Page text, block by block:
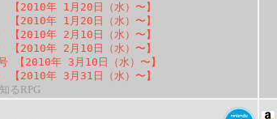
2010年 1月20日（水）〜】
年 1月20日（水）〜】
【2010年 2月10日（水）〜】
【2010年 2月10日（水）〜】
【2010年 3月10日（水）〜】
【2010年 3月31日（水）〜】
るRPG